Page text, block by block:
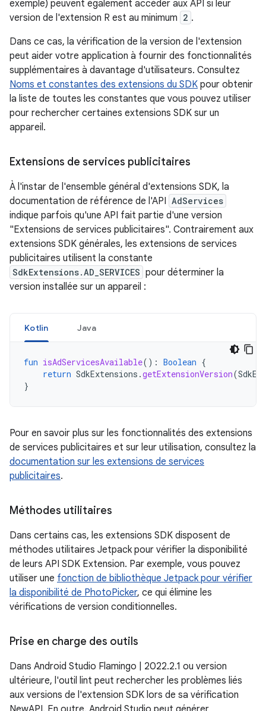
exemple) peuvent également accéder aux API si leur
version de l'extension R est au minimum 2 .
Dans ce cas, la vérification de la version de l'extension
peut aider votre application à fournir des fonctionnalités
supplémentaires à davantage d'utilisateurs. Consultez
Noms et constantes des extensions du SDK pour obtenir
la liste de toutes les constantes que vous pouvez utiliser
pour rechercher certaines extensions SDK sur un
appareil.
Extensions de services publicitaires
À l'instar de l'ensemble général d'extensions SDK, la
documentation de référence de l'API AdServices
indique parfois qu'une API fait partie d'une version
"Extensions de services publicitaires". Contrairement aux
extensions SDK générales, les extensions de services
publicitaires utilisent la constante
SdkExtensions.AD_SERVICES pour déterminer la
version installée sur un appareil :
Kotlin Java
fun isAdServicesAvailable(): Boolean {
return SdkExtensions .getExtensionVersion(
}
Pour en savoir plus sur les fonctionnalités des extensions
de services publicitaires et sur leur utilisation, consultez la
documentation sur les extensions de services
publicitaires.
Méthodes utilitaires
Dans certains cas, les extensions SDK disposent de
méthodes utilitaires Jetpack pour vérifier la disponibilité
de leurs API SDK Extension. Par exemple, vous pouvez
utiliser une fonction de bibliothèque Jetpack pour vérifier
la disponibilité de PhotoPicker, ce qui élimine les
vérifications de version conditionnelles.
Prise en charge des outils
Dans Android Studio Flamingo | 2022.2.1 ou version
ultérieure, l'outil lint peut rechercher les problèmes liés
aux versions de l'extension SDK lors de sa vérification